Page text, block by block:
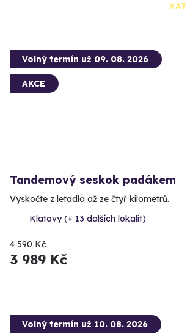
Volný termín už 09. 08. 2026
AKCE
Tandemový seskok padákem
Vyskočte z letadla až ze čtyř kilometrů.
Klatovy (+ 13 dalších lokalit)
4 590 Kč
3 989 Kč
Volný termín už 10. 08. 2026